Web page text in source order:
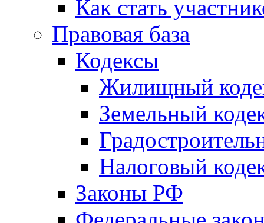
Как стать
Правовая база
Кодексы
Жилищный
Земельный
Налоговый
Законы РФ